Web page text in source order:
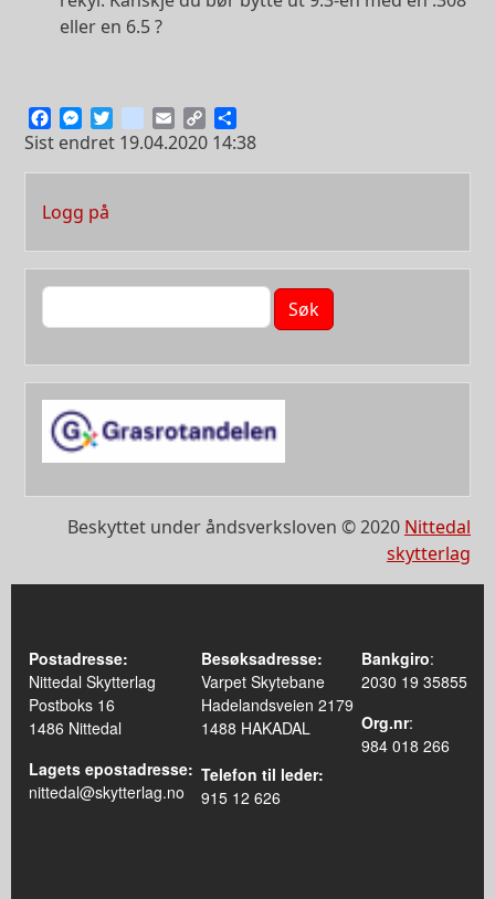
eller en 6.5 ?
FacebookMessenger
Twitterinstagram
EmailCopy
Link
Sist endret 19.04.2020 14:38
User account menu
Logg på
Søk
Beskyttet under åndsverksloven © 2020 Nittedal
skytterlag
Postadresse:
Nittedal Skytterlag
Postboks 16
1486 Nittedal
Lagets epostadresse:
nittedal@skytterlag.no
Besøksadresse:
Varpet Skytebane
Hadelandsveien 2179
1488 HAKADAL
Telefon til leder:
915 12 626
Bankgiro:
2030 19 35855
Org.nr:
984 018 266